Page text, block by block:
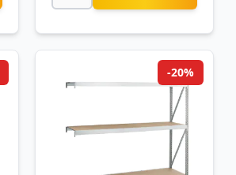
-20%